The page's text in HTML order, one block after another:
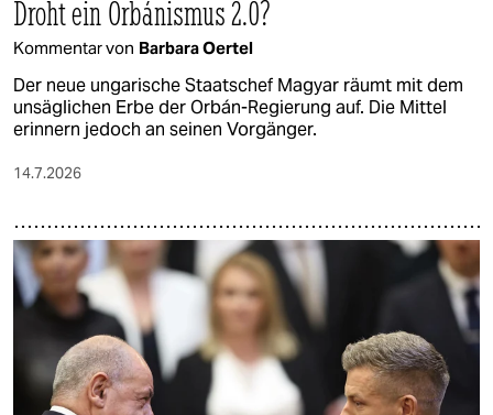
Droht ein Orbánismus 2.0?
Kommentar von Barbara Oertel
Der neue ungarische Staatschef Magyar räumt mit dem
unsäglichen Erbe der Orbán-Regierung auf. Die Mittel
erinnern jedoch an seinen Vorgänger.
14.7.2026